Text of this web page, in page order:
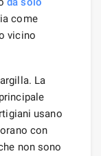
come
vicino
La
usano
con
non sono